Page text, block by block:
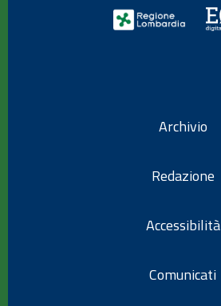
Archivio
Redazione
Accessibilità
Comunicati